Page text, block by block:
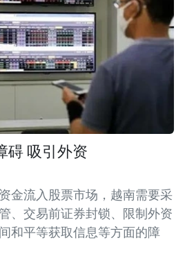
碍 吸引外资
金流入股票市场，越南需要采
、交易前证券封锁、限制外资
和平等获取信息等方面的障